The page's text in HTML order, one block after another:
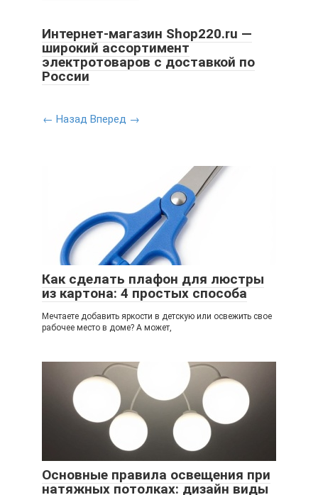
Интернет-магазин Shop220.ru —
широкий ассортимент
электротоваров с доставкой по
России
← Назад Вперед →
Как сделать плафон для люстры
из картона: 4 простых способа
Мечтаете добавить яркости в детскую или освежить свое
рабочее место в доме? А может,
Основные правила освещения при
натяжных потолках: дизайн виды